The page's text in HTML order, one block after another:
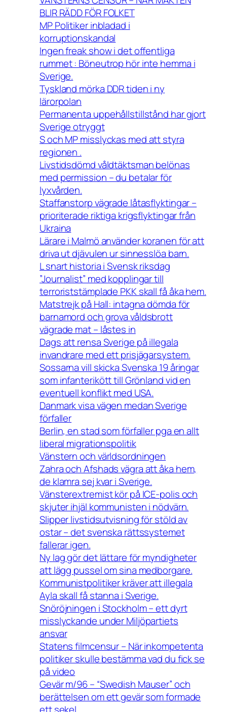
BLIR RÄDD FÖR FOLKET
MP Politiker inbladad i
korruptionskandal
Ingen freak show i det offentliga
rummet : Böneutrop hör inte hemma i
Sverige.
Tyskland mörka DDR tiden i ny
lärorpolan
Permanenta uppehållstillstånd har gjort
Sverige otryggt
S och MP misslyckas med att styra
regionen .
Livstidsdömd våldtäktsman belönas
med permission – du betalar för
lyxvården.
Staffanstorp vägrade låtasflyktingar –
prioriterade riktiga krigsflyktingar från
Ukraina
Lärare i Malmö använder koranen för att
driva ut djävulen ur sinnesslöa barn.
L snart historia i Svensk riksdag
”Journalist” med kopplingar till
terroriststämplade PKK skall få åka hem.
Matstrejk på Hall: intagna dömda för
barnamord och grova våldsbrott
vägrade mat – låstes in
Dags att rensa Sverige på illegala
invandrare med ett prisjägarsystem.
Sossarna vill skicka Svenska 19 åringar
som infanterikött till Grönland vid en
eventuell konflikt med USA.
Danmark visa vägen medan Sverige
förfaller
Berlin, en stad som förfaller pga en allt
liberal migrationspolitik
Vänstern och världsordningen
Zahra och Afshads vägra att åka hem,
de klamra sej kvar i Sverige.
Vänsterextremist kör på ICE-polis och
skjuter ihjäl kommunisten i nödvärn.
Slipper livstidsutvisning för stöld av
ostar – det svenska rättssystemet
fallerar igen.
Ny lag gör det lättare för myndigheter
att lägg pussel om sina medborgare.
Kommunistpolitiker kräver att illegala
Ayla skall få stanna i Sverige.
Snöröjningen i Stockholm – ett dyrt
misslyckande under Miljöpartiets
ansvar
Statens filmcensur – När inkompetenta
politiker skulle bestämma vad du fick se
på video
Gevär m/96 – “Swedish Mauser” och
berättelsen om ett gevär som formade